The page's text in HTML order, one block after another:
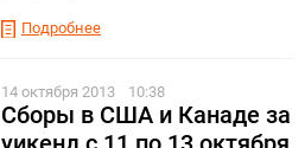
Подробнее
14 октября 2013 10:38
Сборы в США и Канаде за